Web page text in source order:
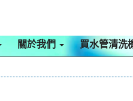
關於我們 買水管清洗